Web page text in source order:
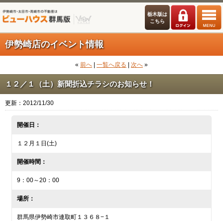
栃木版は
こちら
伊勢崎店のイベント情報
« 前へ 一覧へ戻る 次へ »
１２／１（土）新聞折込チラシのお知らせ！
更新：2012/11/30
開催日：
１２月１日(土)
開催時間：
9：00～20：00
場所：
群馬県伊勢崎市連取町１３６８−１